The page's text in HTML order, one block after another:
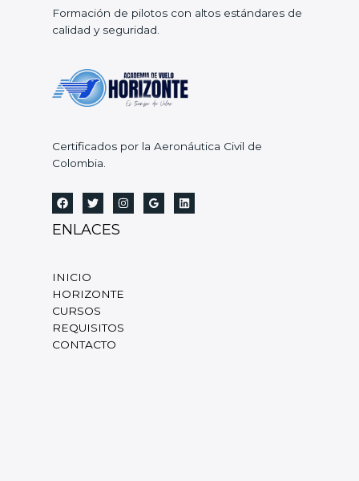
Formación de pilotos con altos estándares de
calidad y seguridad.
Certificados por la Aeronáutica Civil de
Colombia.
ENLACES
INICIO
HORIZONTE
CURSOS
REQUISITOS
CONTACTO